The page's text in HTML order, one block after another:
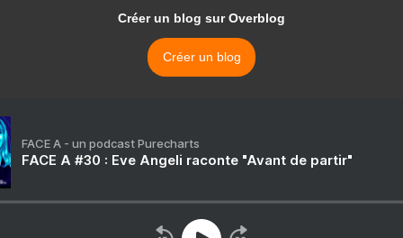
Créer un blog sur Overblog
Créer un blog
FACE A - un podcast Purecharts
FACE A #30 : Eve Angeli raconte "Avant de partir"